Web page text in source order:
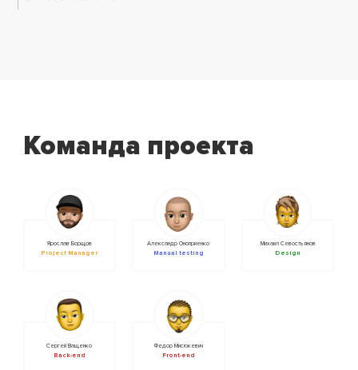
Команда проекта
Ярослав Борщов
Project Manager
Александр Оноприенко
Manual testing
Михаил Севостьянов
Design
Сергей Ващенко
Back-end
Федор Мисюкевич
Front-end